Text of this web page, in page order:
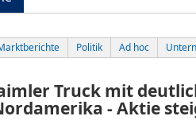
Politik Ad hoc
Truck mit
- Aktie